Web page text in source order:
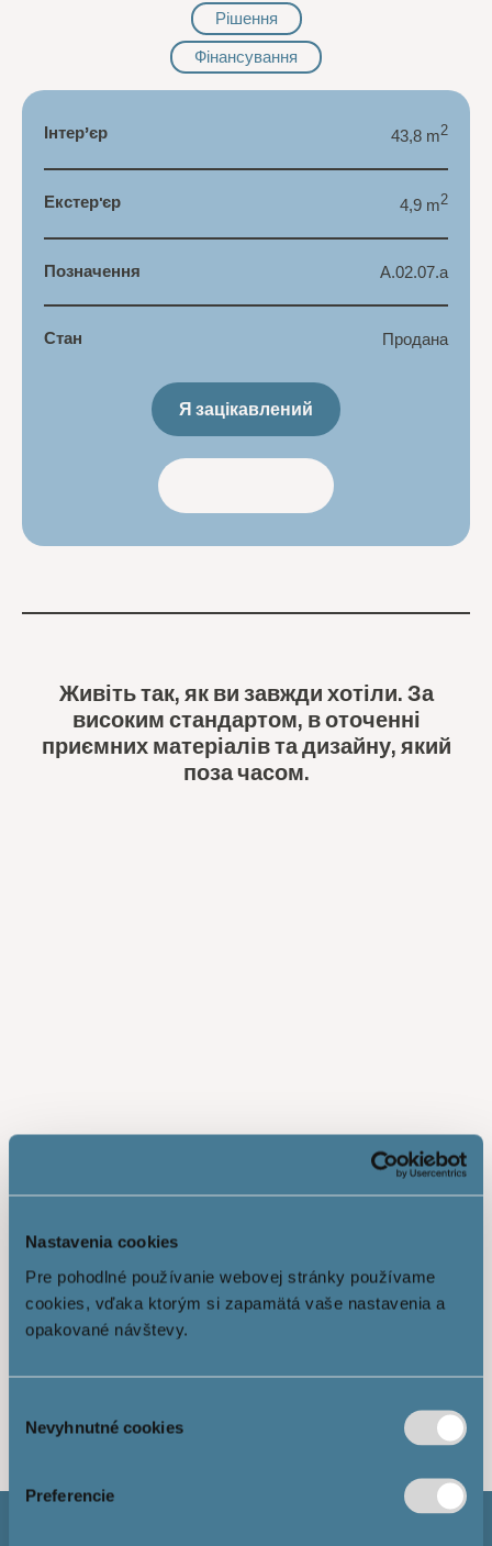
Nastavenia cookies
Pre pohodlné používanie webovej stránky používame
cookies, vďaka ktorým si zapamätá vaše nastavenia a
opakované návštevy.
súhlasu
Nevyhnutné cookies
Preferencie
Рішення
Фінансування
Інтер’єр 43,8 m2
Екстер'єр 4,9 m2
Позначення A.02.07.a
Стан Продана
Я зацікавлений
Живіть так, як ви завжди хотіли. За
високим стандартом, в оточенні
приємних матеріалів та дизайну, який
поза часом.